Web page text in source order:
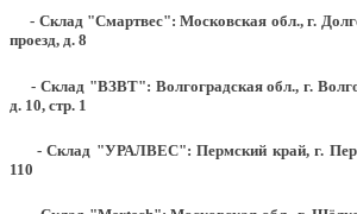
- Склад "Смартвес":Московская обл., г.
проезд, д. 8
- Склад "ВЗВТ": Волгоградская обл., г.
д. 10, стр. 1
- Склад "УРАЛВЕС": Пермский край, г.
110